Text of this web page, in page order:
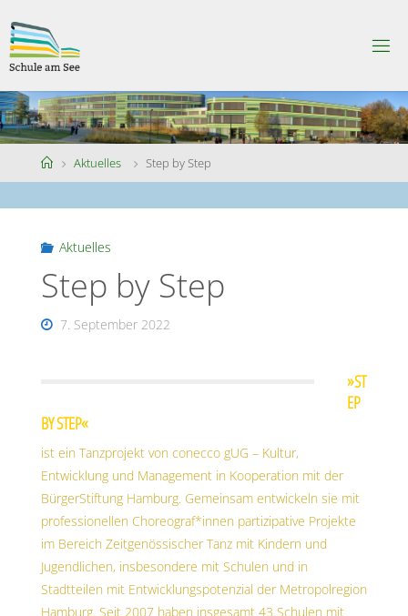
to
content
CHU
LEA
MS
EE
HomeAktuelles Step by Step
Aktuelles
Step by Step
7. September 2022
»ST
EP
BY STEP«
ist ein Tanzprojekt von conecco gUG – Kultur,
Entwicklung und Management in Kooperation mit der
BürgerStiftung Hamburg. Gemeinsam entwickeln sie mit
professionellen Choreograf*innen partizipative Projekte
im Bereich Zeitgenössischer Tanz mit Kindern und
Jugendlichen, insbesondere mit Schulen und in
Stadtteilen mit Entwicklungspotenzial der Metropolregion
Hamburg. Seit 2007 haben insgesamt 43 Schulen mit